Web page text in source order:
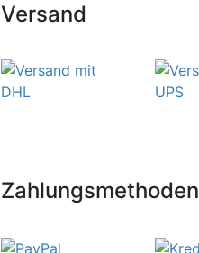
Versand
Zahlungsmethoden